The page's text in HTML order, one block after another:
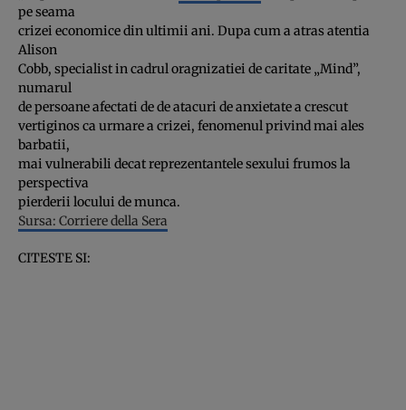
pe seama
crizei economice din ultimii ani. Dupa cum a atras atentia
Alison
Cobb, specialist in cadrul oragnizatiei de caritate „Mind”,
numarul
de persoane afectati de de atacuri de anxietate a crescut
vertiginos ca urmare a crizei, fenomenul privind mai ales
barbatii,
mai vulnerabili decat reprezentantele sexului frumos la
perspectiva
pierderii locului de munca.
Sursa: Corriere della Sera
CITESTE SI: